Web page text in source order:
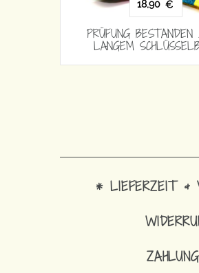
BESTANDEN … MIT
SCHLÜSSELBAND
* LIEFERZEIT &